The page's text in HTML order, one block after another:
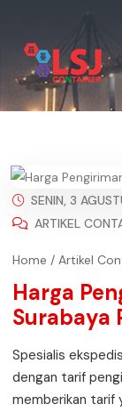
SENIN, 3
ARTIKEL
Home / Artikel
Harga
Surabaya
Spesialis
dengan tarif
memberikan tarif